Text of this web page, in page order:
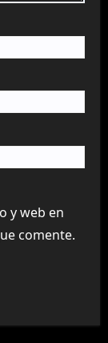
y web en
comente.